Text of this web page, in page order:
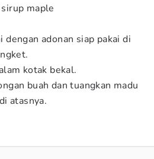
maple
dengan adonan siap pakai di
kotak bekal.
buah dan tuangkan madu
atasnya.